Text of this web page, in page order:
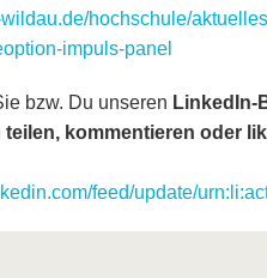
wildau.de/hochschule/
impuls-panel
bzw. Du unseren LinkedIn-
teilen, kommentieren oder
feed/update/